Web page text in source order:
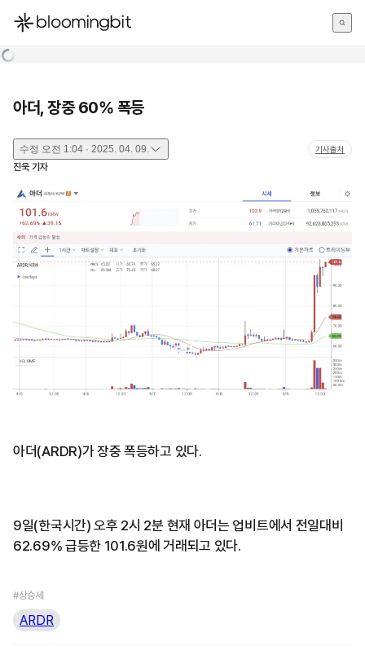
한국어
아더, 장중 60% 폭등
수정 오전 1:04 · 2025. 04. 09. 기사출처
진욱 기자
아더(ARDR)가 장중 폭등하고 있다.
9일(한국시간) 오후 2시 2분 현재 아더는 업비트에서 전일대비
62.69% 급등한 101.6원에 거래되고 있다.
#상승세
ARDR